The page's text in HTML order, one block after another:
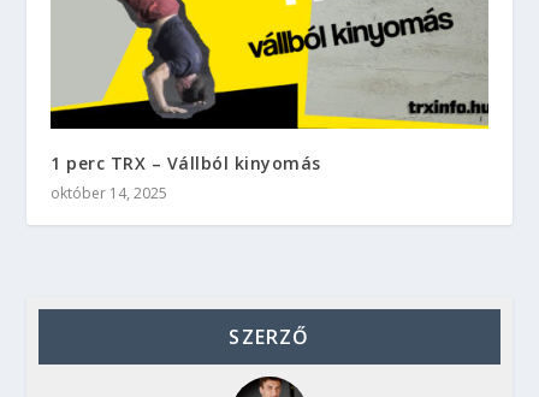
1 perc TRX – Vállból kinyomás
október 14, 2025
SZERZŐ